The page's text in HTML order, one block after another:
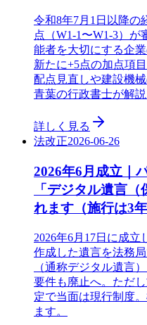
令和8年7月1日以降の
点（W1-1〜W1-3）
能者を大切にする企
新たに+5点の加点項
配点見直しや建設機
青葉の行政書士が解説
詳しく見る
法改正2026-06-26
2026年6月成立｜
「デジタル遺言
れます（施行は3年
2026年6月17日に成
作成した遺言を法務
（通称デジタル遺言
要件も廃止へ。ただ
定で当面は現行制度
ます。